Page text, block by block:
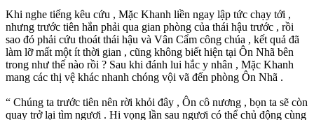
Khi nghe tiếng kêu cứu , Mặc Khanh liền ngay lập tức chạy tới ,
nhưng trước tiên hắn phải qua gian phòng của thái hậu trước , rồi
sao đó phải cứu thoát thái hậu và Vân Cẩm công chúa , kết quả đã
làm lỡ mất một ít thời gian , cũng không biết hiện tại Ôn Nhã bên
trong như thế nào rồi ? Sau khi đánh lui hắc y nhân , Mặc Khanh
mang các thị vệ khác nhanh chóng vội vã đến phòng Ôn Nhã .
“ Chúng ta trước tiên nên rời khỏi đây , Ôn cô nương , bọn ta sẽ còn
quay trở lại tìm ngươi . Hi vọng lần sau ngươi có thể chủ động cùng